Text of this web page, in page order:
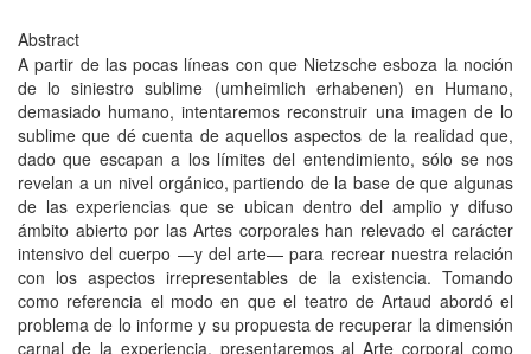
Abstract
A partir de las pocas líneas con que Nietzsche esboza la noción
de lo siniestro sublime (umheimlich erhabenen) en Humano,
demasiado humano, intentaremos reconstruir una imagen de lo
sublime que dé cuenta de aquellos aspectos de la realidad que,
dado que escapan a los límites del entendimiento, sólo se nos
revelan a un nivel orgánico, partiendo de la base de que algunas
de las experiencias que se ubican dentro del amplio y difuso
ámbito abierto por las Artes corporales han relevado el carácter
intensivo del cuerpo —y del arte— para recrear nuestra relación
con los aspectos irrepresentables de la existencia. Tomando
como referencia el modo en que el teatro de Artaud abordó el
problema de lo informe y su propuesta de recuperar la dimensión
carnal de la experiencia, presentaremos al Arte corporal como